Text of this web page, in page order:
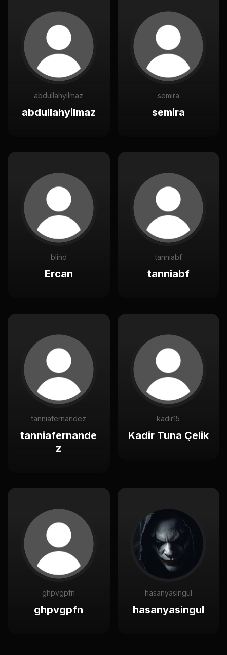
abdullahyilmaz
abdullahyilmaz
semira
semira
blind
Ercan
tanniabf
tanniabf
tanniafernandez
tanniafernande
z
kadir15
Kadir Tuna Çelik
ghpvgpfn
ghpvgpfn
hasanyasingul
hasanyasingul